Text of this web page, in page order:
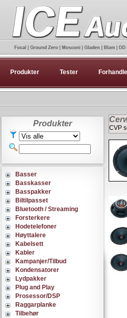
Produkter Tester
Produkter
Basser
Basskasser
Basspakker
Biltilpasset
Bluetooth / Streaming
Forsterkere
Hodetelefoner
Høyttalere
Kabelsett
Kabler
Kampanjer/Tilbud
Kondensatorer
Lydpakker
Plug and Play
Prosessor/DSP
Raggarplanke
Tilbehør
CVP